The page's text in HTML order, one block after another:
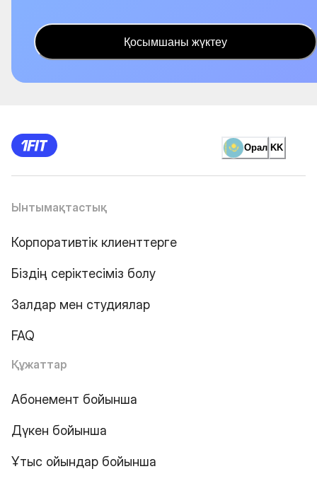
Қосымшаны жүктеу
Орал KK
Ынтымақтастық
Корпоративтік клиенттерге
Біздің серіктесіміз болу
Залдар мен студиялар
FAQ
Құжаттар
Абонемент бойынша
Дүкен бойынша
Ұтыс ойындар бойынша